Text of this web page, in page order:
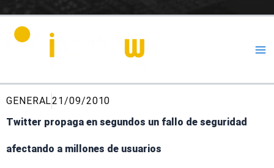
GENERAL21/09/2010
Twitter propaga en segundos un fallo de seguridad
afectando a millones de usuarios